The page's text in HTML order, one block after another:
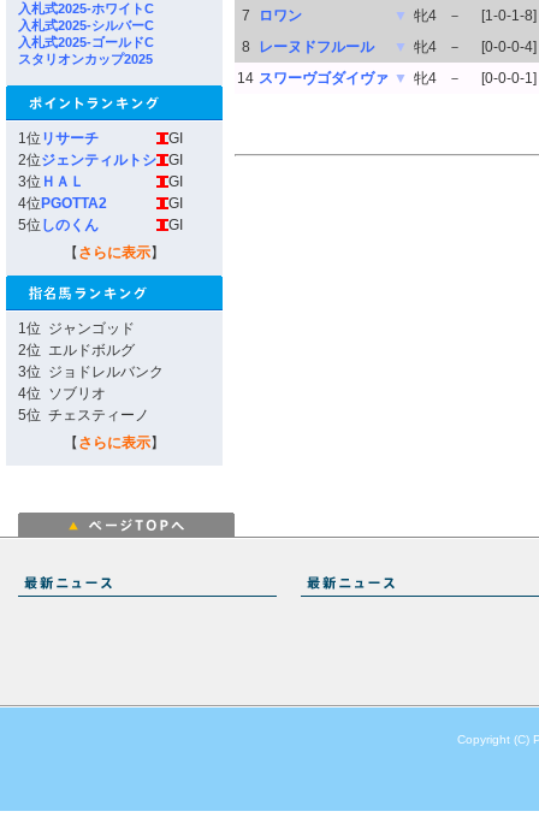
入札式2025-ホワイトC
入札式2025-シルバーC
入札式2025-ゴールドC
スタリオンカップ2025
1位 リサーチ
GI
2位ジェンティルトシ
GI
3位 ＨＡＬ
GI
4位 PGOTTA2
GI
5位 しのくん
GI
【 さらに表示】
1位 ジャンゴッド
2位 エルドボルグ
3位 ジョドレルバンク
4位 ソブリオ
5位 チェスティーノ
【 さらに表示】
7
ロワン ▼ 牝4 －
[1-0-1-8]
8
レーヌドフルール ▼ 牝4 －
[0-0-0-4]
14 スワーヴゴダイヴァ ▼ 牝4 － [0-0-0-1]
Copyright (C)